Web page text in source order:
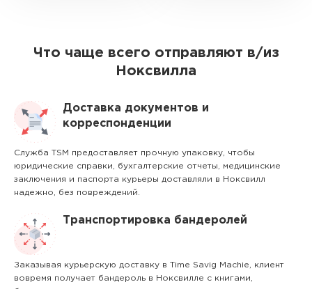
Что чаще всего отправляют в/из
Ноксвилла
Доставка документов и
корреспонденции
Служба TSM предоставляет прочную упаковку, чтобы
юридические справки, бухгалтерские отчеты, медицинские
заключения и паспорта курьеры доставляли в Ноксвилл
надежно, без повреждений.
Транспортировка бандеролей
Заказывая курьерскую доставку в Time Savig Machie, клиент
вовремя получает бандероль в Ноксвилле с книгами,